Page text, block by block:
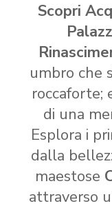
Scopri
umbro che
roccaforte;
di una
Esplora i
dalla
maestose
attraverso